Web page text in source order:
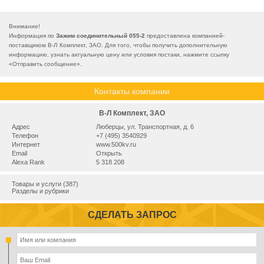
Внимание!
Информация по Зажим соединительный 055-2 предоставлена компанией-
поставщиком В-Л Комплект, ЗАО. Для того, чтобы получить дополнительную
информацию, узнать актуальную цену или условия постаки, нажмите ссылку
«Отправить сообщение».
Контакты компании
В-Л Комплект, ЗАО
Адрес
Люберцы, ул. Транспортная, д. 6
Телефон
+7 (495) 3540929
Интернет
www.500kv.ru
Email
Открыть
Alexa Rank
5 318 208
Товары и услуги (387)
Разделы и рубрики
СДЕЛАТЬ ЗАПРОС